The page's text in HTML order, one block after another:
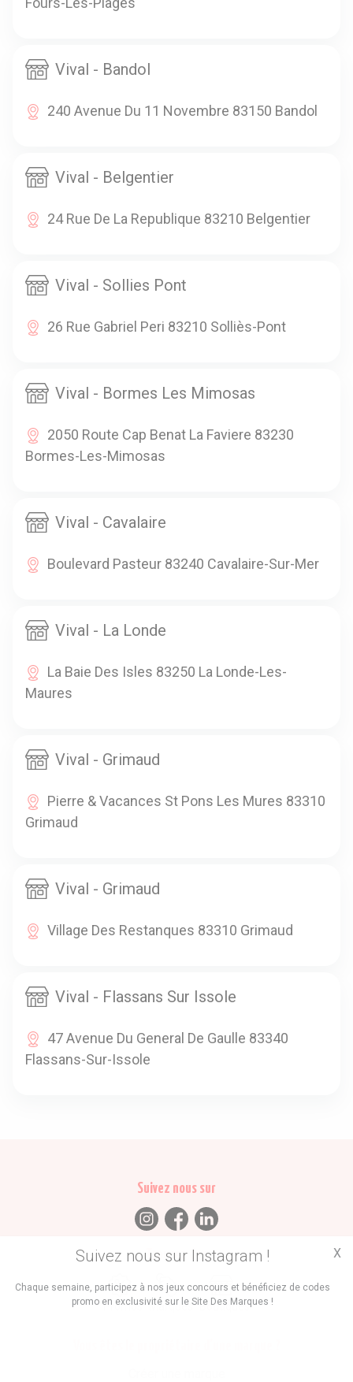
Vival - Bandol
240 Avenue Du 11 Novembre 83150 Bandol
Vival - Belgentier
24 Rue De La Republique 83210 Belgentier
Vival - Sollies Pont
26 Rue Gabriel Peri 83210 Solliès-Pont
Vival - Bormes Les Mimosas
2050 Route Cap Benat La Faviere 83230
Bormes-Les-Mimosas
Vival - Cavalaire
Boulevard Pasteur 83240 Cavalaire-Sur-Mer
Vival - La Londe
La Baie Des Isles 83250 La Londe-Les-
Maures
Vival - Grimaud
Pierre & Vacances St Pons Les Mures 83310
Grimaud
Vival - Grimaud
Village Des Restanques 83310 Grimaud
Vival - Flassans Sur Issole
47 Avenue Du General De Gaulle 83340
Flassans-Sur-Issole
Suivez nous sur Instagram !
Chaque semaine, participez à nos jeux concours et bénéficiez de codes
promo en exclusivité sur le Site Des Marques !
X
Suivez nous sur
Trouvez des
Promos Marques Boutiques